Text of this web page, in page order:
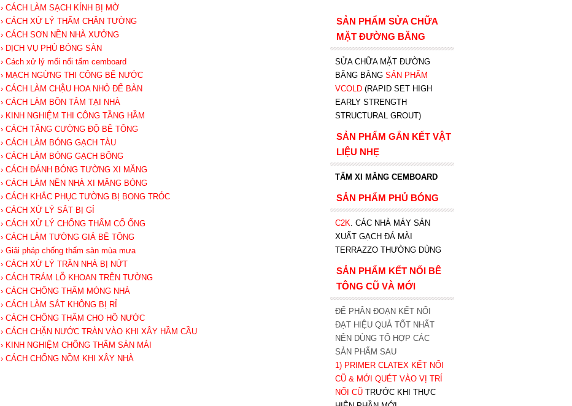
› CÁCH LÀM SẠCH KÍNH BỊ MỜ
› CÁCH XỬ LÝ THẤM CHÂN TƯỜNG
› CÁCH SƠN NỀN NHÀ XƯỞNG
› DỊCH VỤ PHỦ BÓNG SÀN
› Cách xử lý mối nối tấm cemboard
› MẠCH NGỪNG THI CÔNG BỂ NƯỚC
› CÁCH LÀM CHẬU HOA NHỎ ĐỂ BÀN
› CÁCH LÀM BỒN TẮM TẠI NHÀ
› KINH NGHIỆM THI CÔNG TẦNG HẦM
› CÁCH TĂNG CƯỜNG ĐỘ BÊ TÔNG
› CÁCH LÀM BÓNG GẠCH TÀU
› CÁCH LÀM BÓNG GẠCH BÔNG
› CÁCH ĐÁNH BÓNG TƯỜNG XI MĂNG
› CÁCH LÀM NỀN NHÀ XI MĂNG BÓNG
› CÁCH KHẮC PHỤC TƯỜNG BỊ BONG TRÓC
› CÁCH XỬ LÝ SẮT BỊ GỈ
› CÁCH XỬ LÝ CHỐNG THẤM CỔ ỐNG
› CÁCH LÀM TƯỜNG GIẢ BÊ TÔNG
› Giải pháp chống thấm sàn mùa mưa
› CÁCH XỬ LÝ TRẦN NHÀ BỊ NỨT
› CÁCH TRÁM LỖ KHOAN TRÊN TƯỜNG
› CÁCH CHỐNG THẤM MÓNG NHÀ
› CÁCH LÀM SẮT KHÔNG BỊ RỈ
› CÁCH CHỐNG THẤM CHO HỒ NƯỚC
› CÁCH CHẶN NƯỚC TRÀN VÀO KHI XÂY HẦM CẦU
› KINH NGHIỆM CHỐNG THẤM SÀN MÁI
› CÁCH CHỐNG NỒM KHI XÂY NHÀ
SẢN PHẨM SỬA CHỮA
MẶT ĐƯỜNG BĂNG
SỬA CHỮA MẶT ĐƯỜNG
BĂNG BẰNG SẢN PHẨM
VCOLD (RAPID SET HIGH
EARLY STRENGTH
STRUCTURAL GROUT)
SẢN PHẨM GẮN KẾT VẬT
LIỆU NHẸ
TẤM XI MĂNG CEMBOARD
SẢN PHẨM PHỦ BÓNG
C2K. CÁC NHÀ MÁY SẢN
XUẤT GẠCH ĐÁ MÀI
TERRAZZO THƯỜNG DÙNG
SẢN PHẨM KẾT NỐI BÊ
TÔNG CŨ VÀ MỚI
ĐỂ PHÂN ĐOẠN KẾT NỐI
ĐẠT HIỆU QUẢ TỐT NHẤT
NÊN DÙNG TỔ HỢP CÁC
SẢN PHẨM SAU
1) PRIMER CLATEX KẾT NỐI
CŨ & MỚI QUÉT VÀO VỊ TRÍ
NỐI CŨ TRƯỚC KHI THỰC